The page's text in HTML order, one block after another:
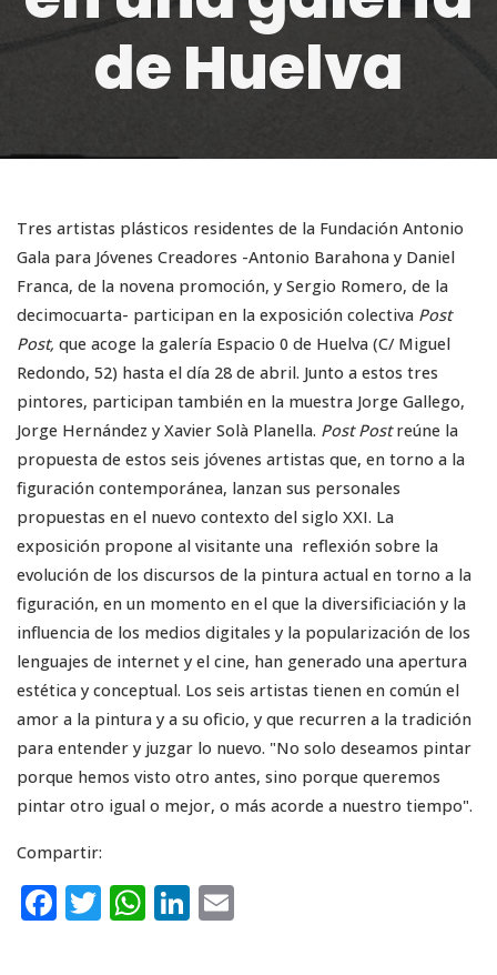
de Huelva
Tres artistas plásticos residentes de la Fundación Antonio
Gala para Jóvenes Creadores -Antonio Barahona y Daniel
Franca, de la novena promoción, y Sergio Romero, de la
decimocuarta- participan en la exposición colectiva Post
Post, que acoge la galería Espacio 0 de Huelva (C/ Miguel
Redondo, 52) hasta el día 28 de abril. Junto a estos tres
pintores, participan también en la muestra Jorge Gallego,
Jorge Hernández y Xavier Solà Planella. Post Postreúne la
propuesta de estos seis jóvenes artistas que, en torno a la
figuración contemporánea, lanzan sus personales
propuestas en el nuevo contexto del siglo XXI. La
exposición propone al visitante una reflexión sobre la
evolución de los discursos de la pintura actual en torno a la
figuración, en un momento en el que la diversificiación y la
influencia de los medios digitales y la popularización de los
lenguajes de internet y el cine, han generado una apertura
estética y conceptual. Los seis artistas tienen en común el
amor a la pintura y a su oficio, y que recurren a la tradición
para entender y juzgar lo nuevo. "No solo deseamos pintar
porque hemos visto otro antes, sino porque queremos
pintar otro igual o mejor, o más acorde a nuestro tiempo".
Compartir:
F T W Li